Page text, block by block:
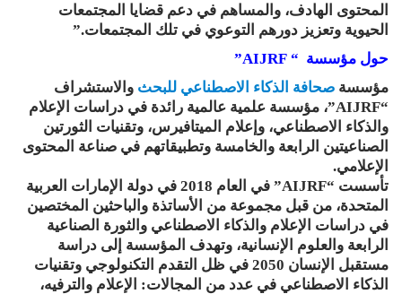
المحتوى الهادف، والمساهم في دعم قضايا المجتمعات
الحيوية وتعزيز دورهم التوعوي في تلك المجتمعات.”
حول مؤسسة “ AIJRF”
مؤسسة صحافة الذكاء الاصطناعي للبحث والاستشراف
“AIJRF”، مؤسسة علمية عالمية رائدة في دراسات الإعلام
والذكاء الاصطناعي، وإعلام الميتافيرس، وتقنيات الثورتين
الصناعيتين الرابعة والخامسة وتطبيقاتهم في صناعة المحتوى
الإعلامي.
تأسست “AIJRF” في العام 2018 في دولة الإمارات العربية
المتحدة، من قبل مجموعة من الأساتذة والباحثين المختصين
في دراسات الإعلام والذكاء الاصطناعي والثورة الصناعية
الرابعة والعلوم الإنسانية، وتهدف المؤسسة إلى دراسة
مستقبل الإنسان 2050 في ظل التقدم التكنولوجي وتقنيات
الذكاء الاصطناعي في عدد من المجالات: الإعلام والترفيه،